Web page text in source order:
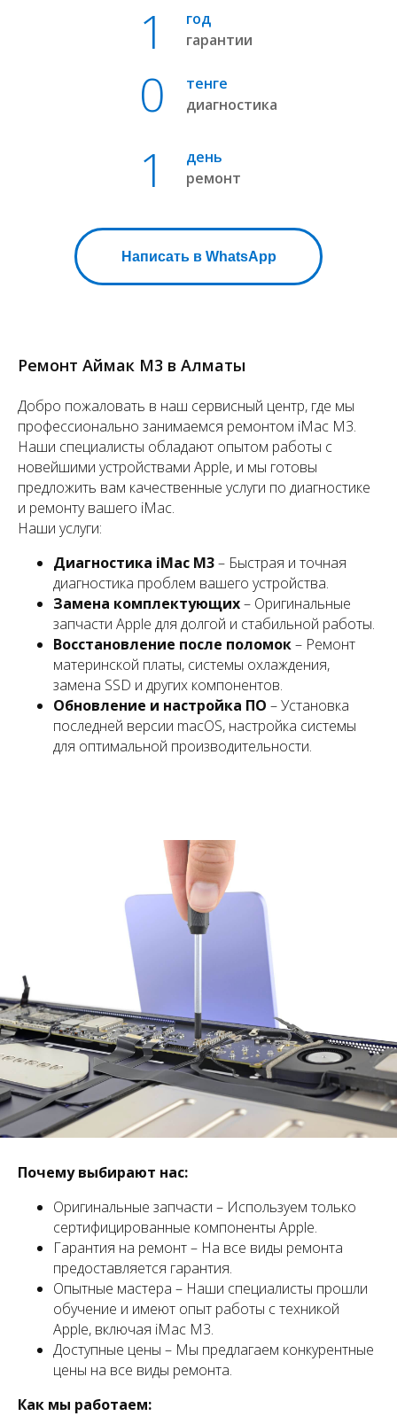
1
год
гарантии
0
тенге
диагностика
1
день
ремонт
Написать в WhatsApp
Ремонт Аймак М3 в Алматы
Добро пожаловать в наш сервисный центр, где мы
профессионально занимаемся ремонтом iMac M3.
Наши специалисты обладают опытом работы с
новейшими устройствами Apple, и мы готовы
предложить вам качественные услуги по диагностике
и ремонту вашего iMac.
Наши услуги:
Диагностика iMac M3– Быстрая и точная
диагностика проблем вашего устройства.
Замена комплектующих– Оригинальные
запчасти Apple для долгой и стабильной работы.
Восстановление после поломок– Ремонт
материнской платы, системы охлаждения,
замена SSD и других компонентов.
Обновление и настройка ПО – Установка
последней версии macOS, настройка системы
для оптимальной производительности.
Почему выбирают нас:
Оригинальные запчасти – Используем только
сертифицированные компоненты Apple.
Гарантия на ремонт – На все виды ремонта
предоставляется гарантия.
Опытные мастера – Наши специалисты прошли
обучение и имеют опыт работы с техникой
Apple, включая iMac M3.
Доступные цены – Мы предлагаем конкурентные
цены на все виды ремонта.
Как мы работаем: